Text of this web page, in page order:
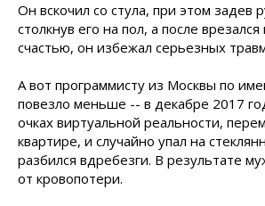
Он вскочил со стула, при этом задев
столкнув его на пол, а после врезался
счастью, он избежал серьезных
А вот программисту из Москвы по
повезло меньше -- в декабре 2017
очках виртуальной реальности,
квартире, и случайно упал на
разбился вдребезги. В результате
от кровопотери.